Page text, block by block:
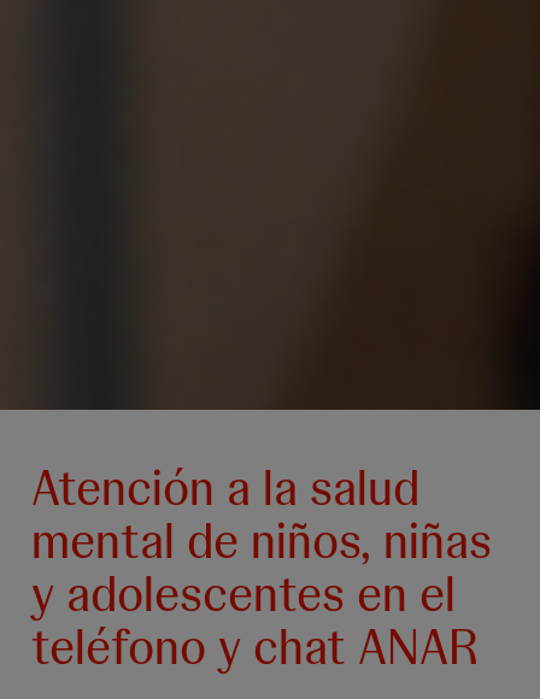
Atención a la salud
mental de niños, niñas
y adolescentes en el
teléfono y chat ANAR